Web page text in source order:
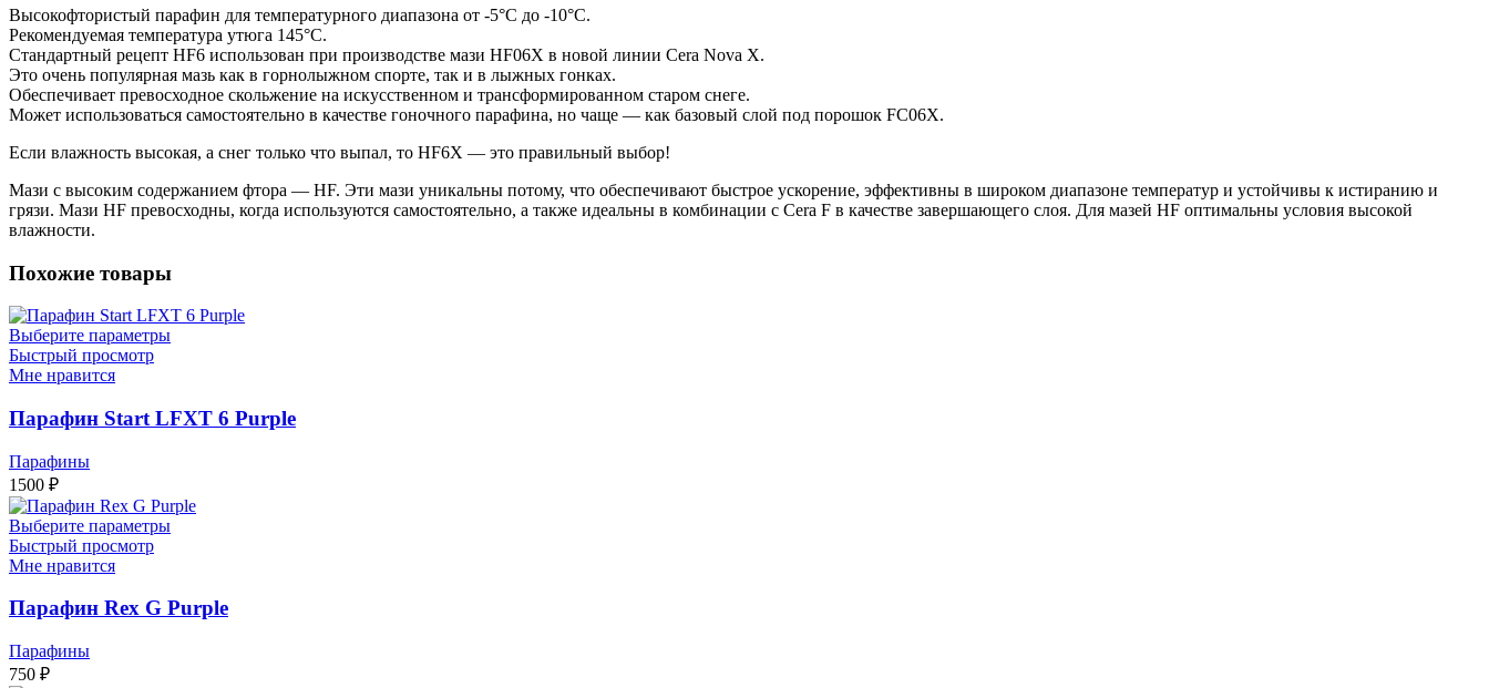
Высокофтористый парафин для температурного диапазона от -5°C до -10°С.
Рекомендуемая температура утюга 145°С.
Стандартный рецепт HF6 использован при производстве мази HF06X в новой линии Cera Nova X.
Это очень популярная мазь как в горнолыжном спорте, так и в лыжных гонках.
Обеспечивает превосходное скольжение на искусственном и трансформированном старом снеге.
Может использоваться самостоятельно в качестве гоночного парафина, но чаще — как базовый слой под порошок FC06X.
Если влажность высокая, а снег только что выпал, то HF6Х — это правильный выбор!
Мази с высоким содержанием фтора — HF. Эти мази уникальны потому, что обеспечивают быстрое ускорение, эффективны в широком диапазоне температур и устойчивы к истиранию и
грязи. Мази HF превосходны, когда используются самостоятельно, а также идеальны в комбинации с Cera F в качестве завершающего слоя. Для мазей HF оптимальны условия высокой
влажности.
Похожие товары
Выберите параметры
Быстрый просмотр
Мне нравится
Парафин Start LFXT 6 Purple
Парафины
1500 ₽
Выберите параметры
Быстрый просмотр
Мне нравится
Парафин Rex G Purple
Парафины
750 ₽